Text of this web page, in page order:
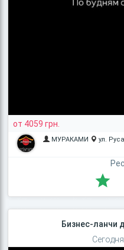
от 4059 грн.
МУРАКАМИ
ул.
Бизнес-ланчи